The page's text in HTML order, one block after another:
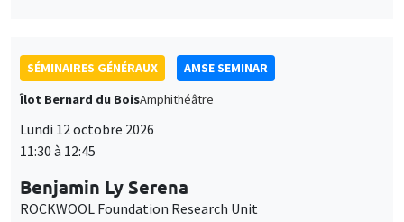
SÉMINAIRES GÉNÉRAUX
AMSE SEMINAR
Îlot Bernard du BoisAmphithéâtre
Lundi 12 octobre 2026
11:30 à 12:45
Benjamin Ly Serena
ROCKWOOL Foundation Research Unit